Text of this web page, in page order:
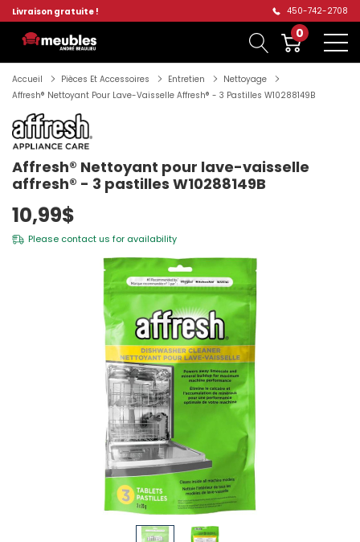
Livraison gratuite ! 450-742-2708
0
Accueil Pièces Et Accessoires Entretien
Nettoyage
Affresh® Nettoyant Pour Lave-Vaisselle Affresh® - 3 Pastilles W10288149B
Affresh® Nettoyant pour lave-vaisselle
affresh® - 3 pastilles W10288149B
10,99$
Please contact us for availability